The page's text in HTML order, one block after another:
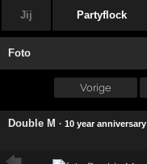
Jij Partyflock
Foto
Vorige
Double M · 10 year anniversary